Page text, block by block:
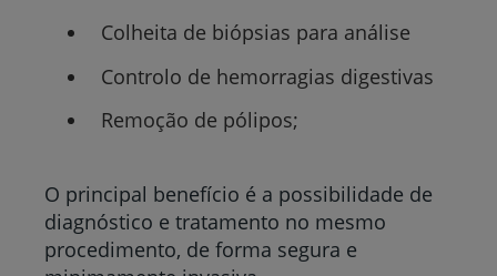
Colheita de biópsias para análise
Controlo de hemorragias digestivas
Remoção de pólipos;
O principal benefício é a possibilidade de
diagnóstico e tratamento no mesmo
procedimento, de forma segura e